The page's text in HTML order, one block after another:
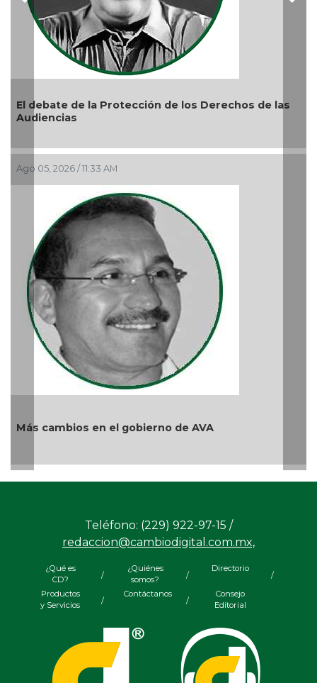
La devoción protege la doctrina y nos lleva a no
reprimir el amor a Dios
Ago 04, 2026 / 9:32 AM
Y... Si sí ?